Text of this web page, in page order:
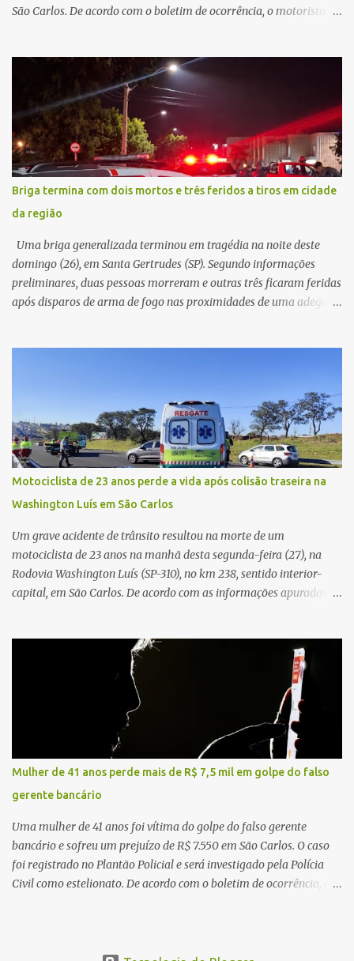
São Carlos. De acordo com o boletim de ocorrência, o motorista
partida. Ainda segundo o registro policial, o condutor estacionou o
carro, certificou-se de que todas as portas estavam trancadas,
permaneceu com a chave de ignição e se ausentou do local por
cerca de dez minutos para buscar ajuda. Ao retornar, constatou
que o automóvel havia desaparecido. A vítima realizou buscas
pelas imediações, mas não conseguiu localizar o veículo.
Conforme o boletim, um menino de aproximadamente 10 anos
relatou ter visto a Spin passando pelo local fazendo um forte ruído,
característica compatível com o problema mecânico que o veículo
já apresentava antes do furto. O carro possui seguro e, segundo a
v...
Briga termina com dois mortos e três feridos a tiros em cidade
da região
Uma briga generalizada terminou em tragédia na noite deste
domingo (26), em Santa Gertrudes (SP). Segundo informações
preliminares, duas pessoas morreram e outras três ficaram feridas
após disparos de arma de fogo nas proximidades de uma adega. O
diversos disparos. Duas vítimas morreram ainda no local. Outras
três pessoas foram baleadas e socorridas. Até o momento, não
foram divulgadas informações oficiais sobre o estado de saúde dos
feridos. Equipes da Polícia Militar de Santa Gertrudes atenderam a
ocorrência e isolaram a área para o trabalho da perícia. Até a
última atualização, nenhum suspeito havia sido preso. A Polícia
Civil investigará a motivação da briga, a autoria dos disparos e as
circunstâncias do crime. A ocorrência segue em anda...
Motociclista de 23 anos perde a vida após colisão traseira na
Washington Luís em São Carlos
Um grave acidente de trânsito resultou na morte de um
motociclista de 23 anos na manhã desta segunda-feira (27), na
Rodovia Washington Luís (SP-310), no km 238, sentido interior-
capital, em São Carlos. De acordo com as informações apuradas no
veículo, o trânsito estava lento e congestionado devido a obras
realizadas na rodovia, momento em que ocorreu o impacto. Com
a violência da colisão, o motociclista foi arremessado ao solo.
Testemunhas relataram que o capacete teria se desprendido
durante o acidente. O jovem sofreu ferimentos gravíssimos e
morreu ainda no local. Equipes de resgate e de atendimento da
concessionária responsável pela rodovia foram acionadas e
realizaram a sinalização da via, além de prestarem socorro à
vítima. No entanto, o óbito foi constatado ainda no local do
acidente. A Polícia Militar Rodoviária compareceu para o registro
da ocorrência...
Mulher de 41 anos perde mais de R$ 7,5 mil em golpe do falso
gerente bancário
Uma mulher de 41 anos foi vítima do golpe do falso gerente
bancário e sofreu um prejuízo de R$ 7.550 em São Carlos. O caso
foi registrado no Plantão Policial e será investigado pela Polícia
Civil como estelionato. De acordo com o boletim de ocorrência, a